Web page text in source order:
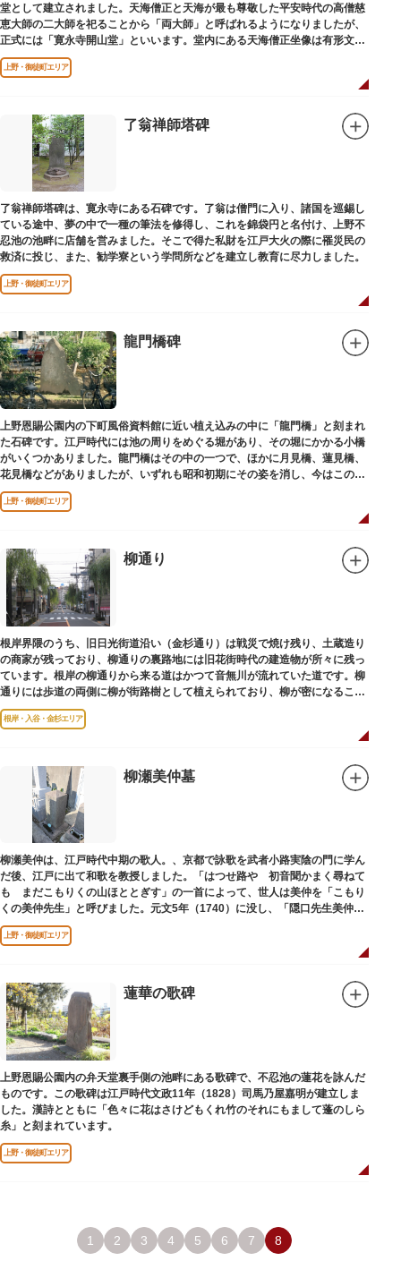
堂として建立されました。天海僧正と天海が最も尊敬した平安時代の高僧慈
恵大師の二大師を祀ることから「両大師」と呼ばれるようになりましたが、
正式には「寛永寺開山堂」といいます。堂内にある天海僧正坐像は有形文化
財に指定されています。
上野・御徒町エリア
了翁禅師塔碑
了翁禅師塔碑は、寛永寺にある石碑です。了翁は僧門に入り、諸国を巡錫し
ている途中、夢の中で一種の筆法を修得し、これを錦袋円と名付け、上野不
忍池の池畔に店舗を営みました。そこで得た私財を江戸大火の際に罹災民の
救済に投じ、また、勧学寮という学問所などを建立し教育に尽力しました。
上野・御徒町エリア
龍門橋碑
上野恩賜公園内の下町風俗資料館に近い植え込みの中に「龍門橋」と刻まれ
た石碑です。江戸時代には池の周りをめぐる堀があり、その堀にかかる小橋
がいくつかありました。龍門橋はその中の一つで、ほかに月見橋、蓮見橋、
花見橋などがありましたが、いずれも昭和初期にその姿を消し、今はこの石
碑にその名残がわずかに残るだけです。
上野・御徒町エリア
柳通り
根岸界隈のうち、旧日光街道沿い（金杉通り）は戦災で焼け残り、土蔵造り
の商家が残っており、柳通りの裏路地には旧花街時代の建造物が所々に残っ
ています。根岸の柳通りから来る道はかつて音無川が流れていた道です。柳
通りには歩道の両側に柳が街路樹として植えられており、柳が密になるこの
通りがかつて花街のあった界隈です。
根岸・入谷・金杉エリア
柳瀬美仲墓
柳瀬美仲は、江戸時代中期の歌人。、京都で詠歌を武者小路実陰の門に学ん
だ後、江戸に出て和歌を教授しました。「はつせ路や 初音聞かまく尋ねて
も まだこもりくの山ほととぎす」の一首によって、世人は美仲を「こもり
くの美仲先生」と呼びました。元文5年（1740）に没し、「隠口先生美仲甫
之墓」と刻まれた墓が教證寺（きょうしょうじ）にあります。
上野・御徒町エリア
蓮華の歌碑
上野恩賜公園内の弁天堂裏手側の池畔にある歌碑で、不忍池の蓮花を詠んだ
ものです。この歌碑は江戸時代文政11年（1828）司馬乃屋嘉明が建立しま
した。漢詩とともに「色々に花はさけどもくれ竹のそれにもまして蓬のしら
糸」と刻まれています。
上野・御徒町エリア
1 2 3 4 5 6 7 8